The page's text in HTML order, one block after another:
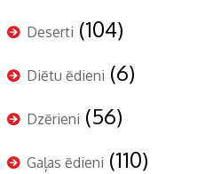
Deserti (104)
Diētu ēdieni (6)
Dzērieni (56)
Gaļas ēdieni (110)